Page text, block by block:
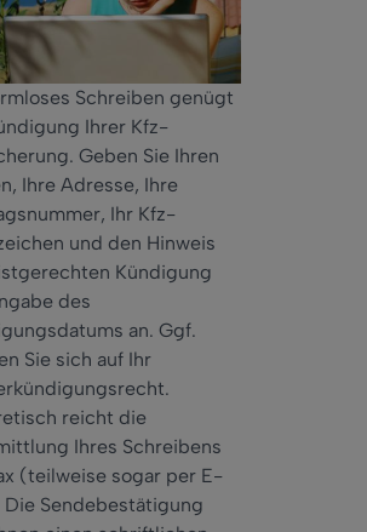
Schreiben genügt
Ihrer Kfz-
Geben Sie Ihren
Ihre Adresse, Ihre
Ihr Kfz-
und den Hinweis
Kündigung
des
an. Ggf.
Sie sich auf Ihr
reicht die
Ihres Schreibens
(teilweise sogar per E-
Die Sendebestätigung